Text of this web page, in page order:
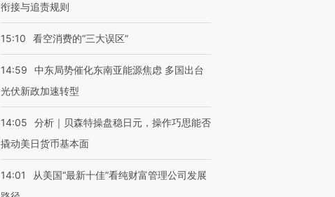
衔接与追责规则
15:10 看空消费的“三大误区”
14:59
中东局势催化东南亚能源焦虑 多国出台
光伏新政加速转型
14:05
分析｜贝森特操盘稳日元，操作巧思能否
撬动美日货币基本面
14:01
从美国“最新十佳”看纯财富管理公司发展